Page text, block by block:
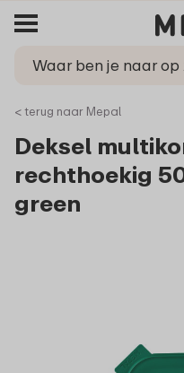
< terug naar Mepal
Deksel
rechthoekig
green